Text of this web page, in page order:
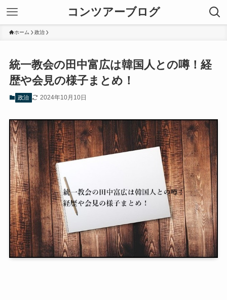
コンツアーブログ
ホーム 政治
統一教会の田中富広は韓国人との噂！経
歴や会見の様子まとめ！
政治 2024年10月10日